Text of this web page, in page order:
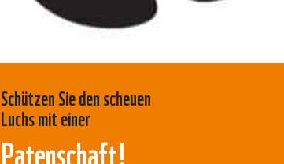
Schützen Sie den scheuen
Luchs mit einer
Patenschaft!